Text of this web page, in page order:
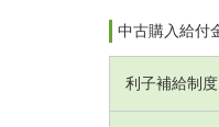
中古購入給付
利子補給制度